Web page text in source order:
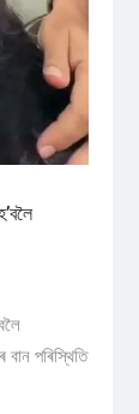
বান পৰিস্থিতি